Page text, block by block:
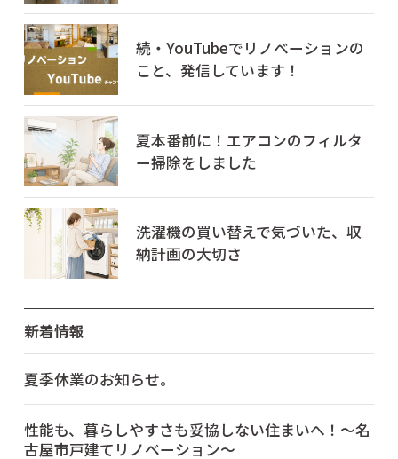
続・YouTubeでリノベーションの
こと、発信しています！
夏本番前に！エアコンのフィルタ
ー掃除をしました
洗濯機の買い替えで気づいた、収
納計画の大切さ
新着情報
夏季休業のお知らせ。
性能も、暮らしやすさも妥協しない住まいへ！～名
古屋市戸建てリノベーション～